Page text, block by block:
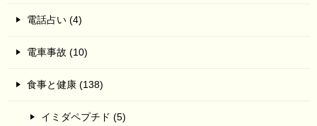
電話占い (4)
電車事故 (10)
食事と健康 (138)
イミダペプチド (5)